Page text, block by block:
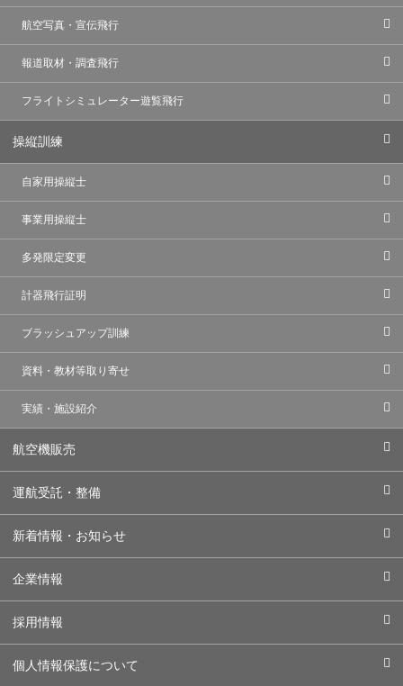
航空写真・宣伝飛行
報道取材・調査飛行
フライトシミュレーター遊覧飛行
操縦訓練
自家用操縦士
事業用操縦士
多発限定変更
計器飛行証明
ブラッシュアップ訓練
資料・教材等取り寄せ
実績・施設紹介
航空機販売
運航受託・整備
新着情報・お知らせ
企業情報
採用情報
個人情報保護について